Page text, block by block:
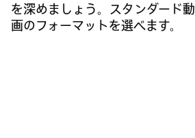
を深めましょう。スタンダード
画のフォーマットを選べます。